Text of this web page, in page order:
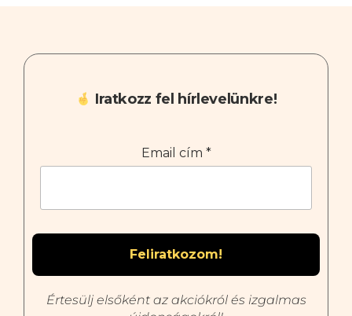
Iratkozz fel hírlevelünkre!
Email cím *
Értesülj elsőként az akciókról és izgalmas